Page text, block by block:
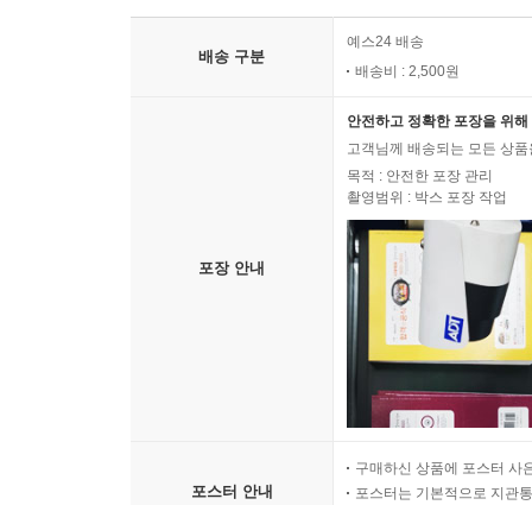
배송 구분
예스24 배송
배송비 : 2,500원
포장 안내
안전하고 정확한 포장을 위
고객님께 배송되는 모든 상
목적 : 안전한 포장 관리
촬영범위 : 박스 포장 작업
포스터 안내
구매하신 상품에 포스터 사
포스터는 기본적으로 지관